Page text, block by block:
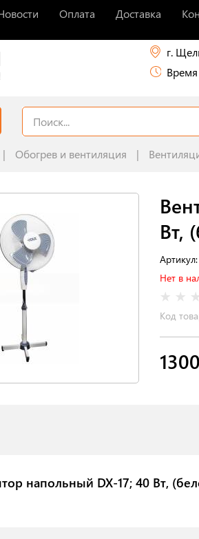
Оплата Доставка
г.
Обогрев и вентиляция
Вт,
Нет в
Код
1300
напольный DX-17; 40 Вт,